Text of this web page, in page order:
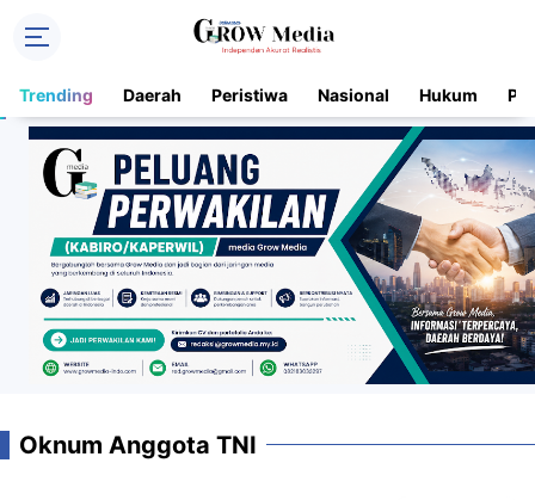
Trending Daerah Peristiwa Nasional Hukum
Oknum Anggota TNI